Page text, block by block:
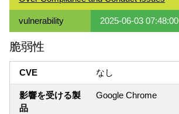
vulnerability 2025-06-03 07:48:00
脆弱性
CVE なし
影響を受ける製
品
Google Chrome